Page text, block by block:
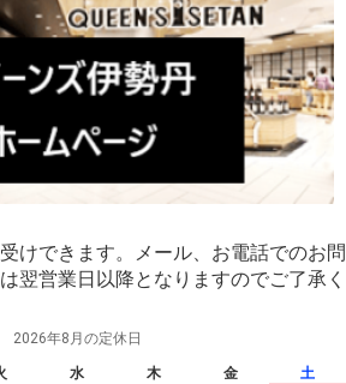
けできます。メール、お電話でのお問
翌営業日以降となりますのでご了承く
2026年8月の定休日
水 木 金
土